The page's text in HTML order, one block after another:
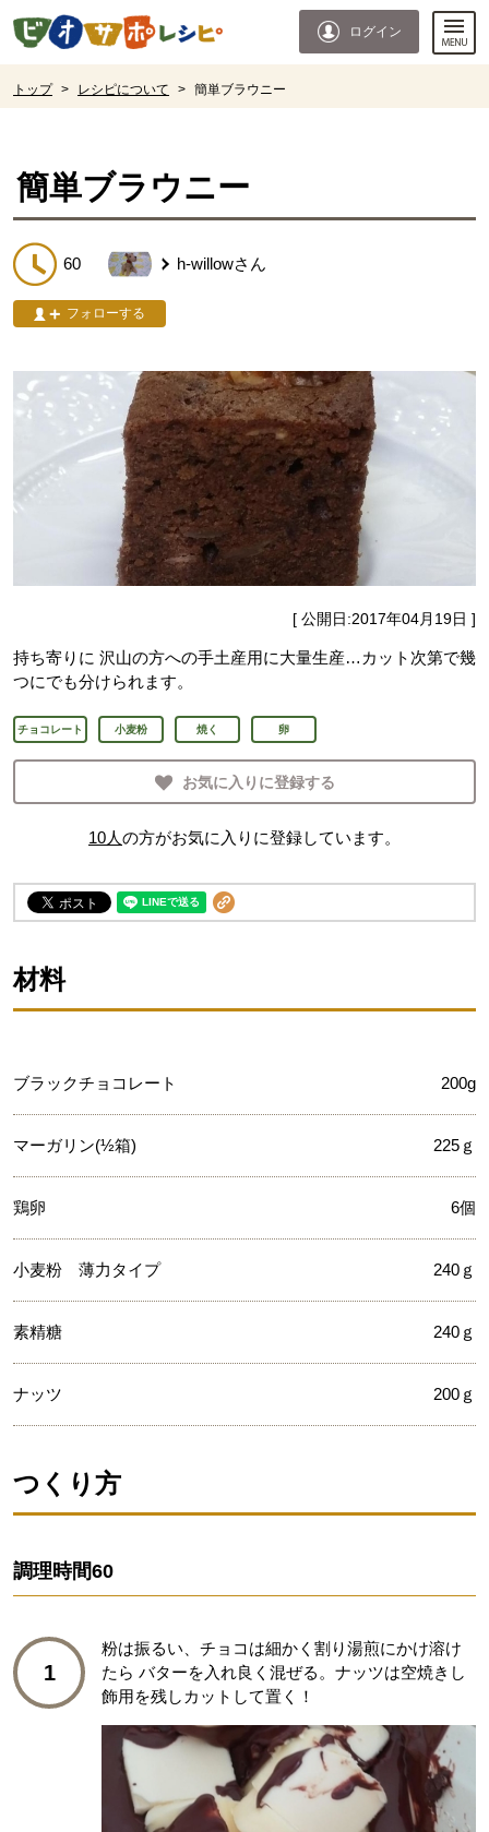
ページの先頭です。
ログイン
トップ > レシピについて > 簡単ブラウニー
簡単ブラウニー
60 h-willowさん
フォローする
[ 公開日:2017年04月19日 ]
持ち寄りに 沢山の方への手土産用に大量生産…カット次第で幾
つにでも分けられます。
チョコレート 小麦粉 焼く 卵
お気に入りに登録する
10人の方がお気に入りに登録しています。
材料
ブラックチョコレート 200g
マーガリン(½箱) 225ｇ
鶏卵 6個
小麦粉 薄力タイプ 240ｇ
素精糖 240ｇ
ナッツ 200ｇ
つくり方
調理時間60
1
粉は振るい、チョコは細かく割り湯煎にかけ溶け
たら バターを入れ良く混ぜる。ナッツは空焼きし
飾用を残しカットして置く！